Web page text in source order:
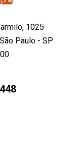
1025
Paulo - SP